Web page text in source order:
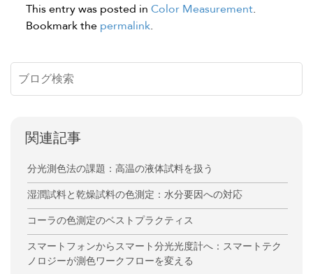
This entry was posted in Color Measurement.
Bookmark the permalink.
関連記事
分光測色法の課題：高温の液体試料を扱う
湿潤試料と乾燥試料の色測定：水分要因への対応
コーラの色測定のベストプラクティス
スマートフォンからスマート分光光度計へ：スマートテク
ノロジーが測色ワークフローを変える